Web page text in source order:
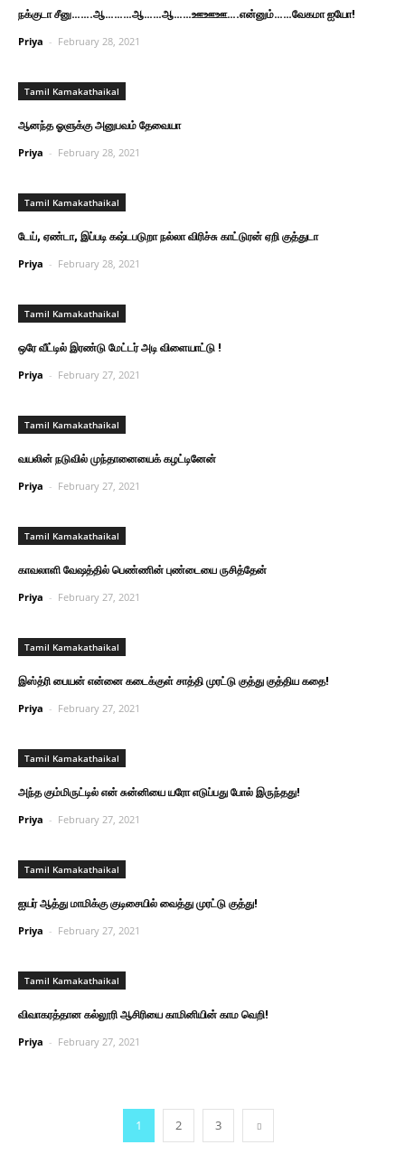
நக்குடா சீனு…….ஆ………ஆ……ஆ……ஊஊஊ….என்னும்……வேகமா ஐயோ!
Priya - February 28, 2021
Tamil Kamakathaikal
ஆனந்த ஓளுக்கு அனுபவம் தேவையா
Priya - February 28, 2021
Tamil Kamakathaikal
டேய், ஏண்டா, இப்படி கஷ்டபடுறா நல்லா விரிச்சு காட்டுரன் ஏறி குத்துடா
Priya - February 28, 2021
Tamil Kamakathaikal
ஒரே வீட்டில் இரண்டு மேட்டர் அடி விளையாட்டு !
Priya - February 27, 2021
Tamil Kamakathaikal
வயலின் நடுவில் முந்தானையைக் கழட்டினேன்
Priya - February 27, 2021
Tamil Kamakathaikal
காவலாளி வேஷத்தில் பெண்ணின் புண்டையை ருசித்தேன்
Priya - February 27, 2021
Tamil Kamakathaikal
இஸ்த்ரி பையன் என்னை கடைக்குள் சாத்தி முரட்டு குத்து குத்திய கதை!
Priya - February 27, 2021
Tamil Kamakathaikal
அந்த கும்மிருட்டில் என் சுன்னியை யரோ எடுப்பது போல் இருந்தது!
Priya - February 27, 2021
Tamil Kamakathaikal
ஐயர் ஆத்து மாமிக்கு குடிசையில் வைத்து முரட்டு குத்து!
Priya - February 27, 2021
Tamil Kamakathaikal
விவாகரத்தான கல்லூரி ஆசிரியை காமினியின் காம வெறி!
Priya - February 27, 2021
1 2 3